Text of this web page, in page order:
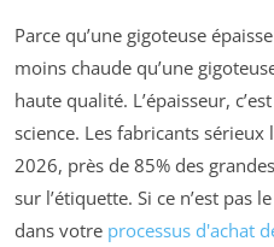
Parce qu’une gigoteuse
moins chaude qu’une
haute qualité. L’épaisseur,
science. Les fabricants
2026, près de 85% des
sur l’étiquette. Si ce n’est pas
dans votre processus d'achat